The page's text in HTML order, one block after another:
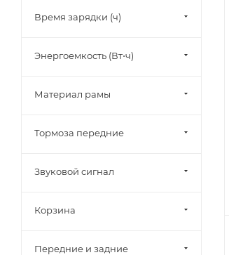
Время зарядки (ч)
Энергоемкость (Вт⋅ч)
Материал рамы
Тормоза передние
Звуковой сигнал
Корзина
Передние и задние